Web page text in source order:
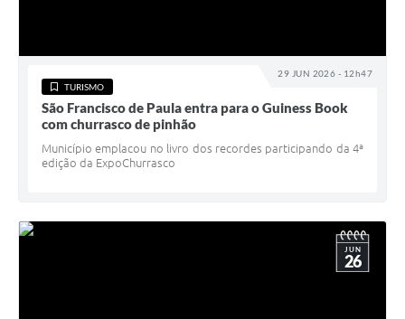
29 JUN 2026 - 12h47
TURISMO
São Francisco de Paula entra para o Guiness Book
com churrasco de pinhão
Município emplacou no livro dos recordes participando da 4ª
edição da ExpoChurrasco
JUN
26